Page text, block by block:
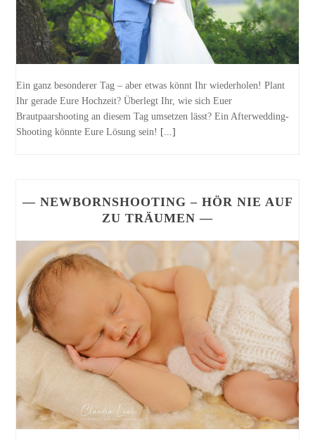
Ein ganz besonderer Tag – aber etwas könnt Ihr wiederholen! Plant
Ihr gerade Eure Hochzeit? Überlegt Ihr, wie sich Euer
Brautpaarshooting an diesem Tag umsetzen lässt? Ein Afterwedding-
Shooting könnte Eure Lösung sein! [...]
— NEWBORNSHOOTING – HÖR NIE AUF
ZU TRÄUMEN —